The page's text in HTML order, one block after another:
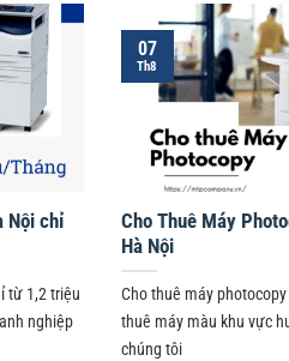
Nội chỉ
từ 1,2 triệu
nghiệp
Cho Thuê Máy
Hà Nội
Cho thuê máy
thuê máy màu khu vực
chúng tôi
07
Th8